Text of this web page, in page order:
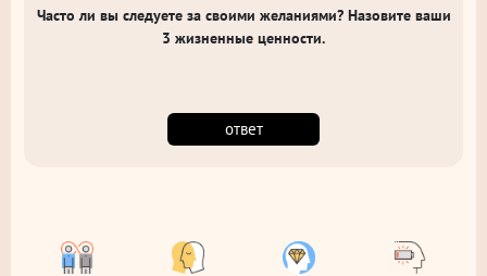
Часто ли вы следуете за своими желаниями? Назовите ваши
3 жизненные ценности.
ответ